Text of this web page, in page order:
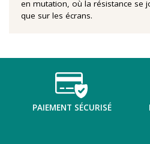
en mutation, où la résistance se
que sur les écrans.
PAIEMENT SÉCURISÉ